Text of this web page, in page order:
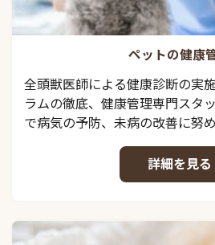
ペットの健康
全頭獣医師による健康診断の実
ラムの徹底、健康管理専門スタ
で病気の予防、未病の改善に努め
詳細を見る